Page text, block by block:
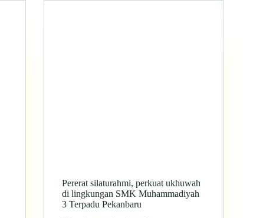
Pererat silaturahmi, perkuat ukhuwah
di lingkungan SMK Muhammadiyah
3 Terpadu Pekanbaru